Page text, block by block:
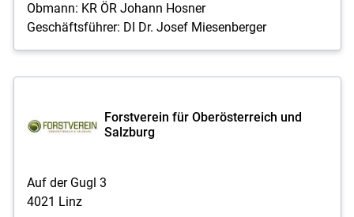
Obmann: KR ÖR Johann Hosner
Geschäftsführer: DI Dr. Josef Miesenberger
Forstverein für Oberösterreich und
Salzburg
Auf der Gugl 3
4021 Linz